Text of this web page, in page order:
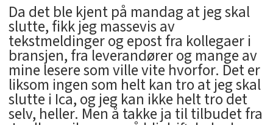
Da det ble kjent på mandag at jeg skal
slutte, fikk jeg massevis av
tekstmeldinger og epost fra kollegaer i
bransjen, fra leverandører og mange av
mine lesere som ville vite hvorfor. Det er
liksom ingen som helt kan tro at jeg skal
slutte i Ica, og jeg kan ikke helt tro det
selv, heller. Men å takke ja til tilbudet fra